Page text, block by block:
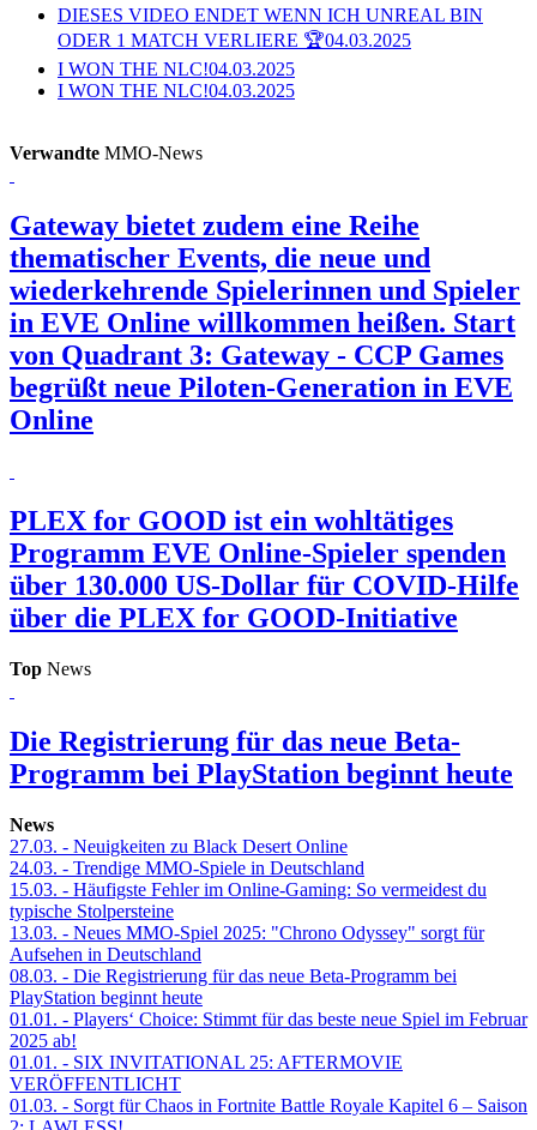
DIESES VIDEO ENDET WENN ICH UNREAL BIN
ODER 1 MATCH VERLIERE 🏆04.03.2025
I WON THE NLC!04.03.2025
I WON THE NLC!04.03.2025
Verwandte MMO-News
Gateway bietet zudem eine Reihe
thematischer Events, die neue und
wiederkehrende Spielerinnen und Spieler
in EVE Online willkommen heißen. Start
von Quadrant 3: Gateway - CCP Games
begrüßt neue Piloten-Generation in EVE
Online
PLEX for GOOD ist ein wohltätiges
Programm EVE Online-Spieler spenden
über 130.000 US-Dollar für COVID-Hilfe
über die PLEX for GOOD-Initiative
Top News
Die Registrierung für das neue Beta-
Programm bei PlayStation beginnt heute
News
27.03. - Neuigkeiten zu Black Desert Online
24.03. - Trendige MMO-Spiele in Deutschland
15.03. - Häufigste Fehler im Online-Gaming: So vermeidest du
typische Stolpersteine
13.03. - Neues MMO-Spiel 2025: "Chrono Odyssey" sorgt für
Aufsehen in Deutschland
08.03. - Die Registrierung für das neue Beta-Programm bei
PlayStation beginnt heute
01.01. - Players‘ Choice: Stimmt für das beste neue Spiel im Februar
2025 ab!
01.01. - SIX INVITATIONAL 25: AFTERMOVIE
VERÖFFENTLICHT
01.03. - Sorgt für Chaos in Fortnite Battle Royale Kapitel 6 – Saison